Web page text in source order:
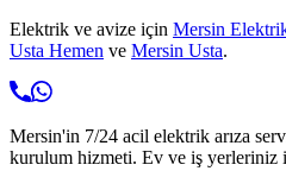
Elektrik ve avize için Mersin
Usta Hemen ve Mersin Usta.
Mersin'in 7/24 acil elektrik arıza
kurulum hizmeti. Ev ve iş yerleriniz